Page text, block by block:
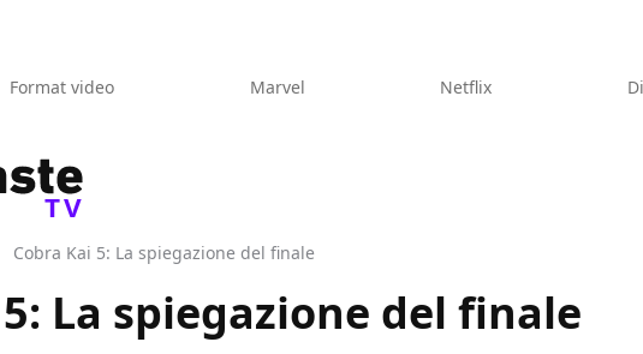
Format video Marvel Netflix
TV
Cobra Kai 5: La spiegazione del finale
La spiegazione del finale